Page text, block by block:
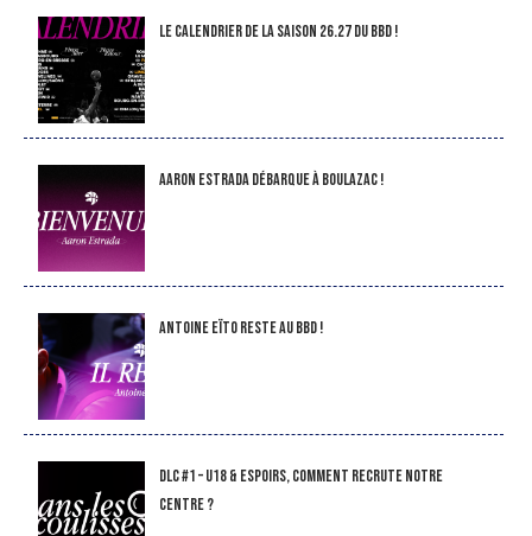
LE CALENDRIER DE LA SAISON 26.27 DU BBD !
Aaron Estrada débarque à Boulazac !
Antoine Eïto reste au BBD !
DLC #1 – U18 & Espoirs, comment recrute notre
Centre ?